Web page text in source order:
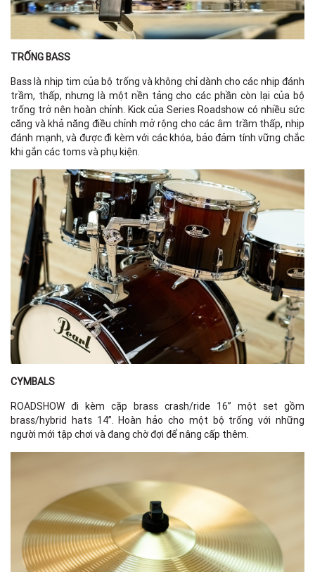
TRỐNG BASS
Bass là nhịp tim của bộ trống và không chỉ dành cho các nhịp đánh
trầm, thấp, nhưng là một nền tảng cho các phần còn lại của bộ
trống trở nên hoàn chỉnh. Kick của Series Roadshow có nhiều sức
căng và khả năng điều chỉnh mở rộng cho các âm trầm thấp, nhịp
đánh mạnh, và được đi kèm với các khóa, bảo đảm tính vững chắc
khi gắn các toms và phụ kiện.
CYMBALS
ROADSHOW đi kèm cặp brass crash/ride 16” một set gồm
brass/hybrid hats 14”. Hoàn hảo cho một bộ trống với những
người mới tập chơi và đang chờ đợi để nâng cấp thêm.